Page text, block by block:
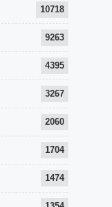
10718
9263
4395
3267
2060
1704
1474